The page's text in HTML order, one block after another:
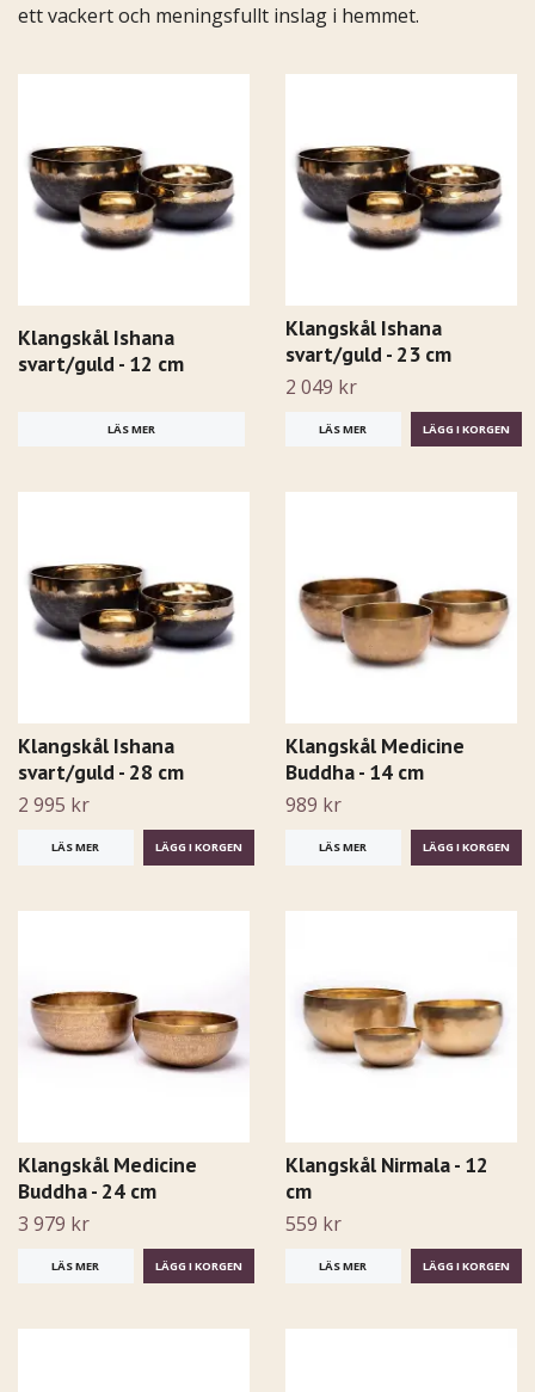
ett vackert och meningsfullt inslag i hemmet.
Klangskål Ishana
svart/guld - 12 cm
LÄS MER
Klangskål Ishana
svart/guld - 23 cm
2 049 kr
LÄS MER
Klangskål Ishana
svart/guld - 28 cm
2 995 kr
LÄS MER
Klangskål Medicine
Buddha - 14 cm
989 kr
LÄS MER
Klangskål Medicine
Buddha - 24 cm
3 979 kr
LÄS MER
Klangskål Nirmala - 12
cm
559 kr
LÄS MER